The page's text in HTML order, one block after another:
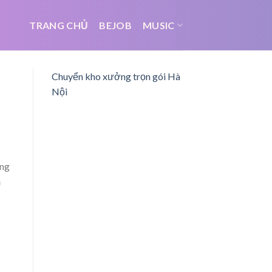
TRANG CHỦ BEJOB MUSIC
Chuyển kho xưởng trọn gói Hà
Nội